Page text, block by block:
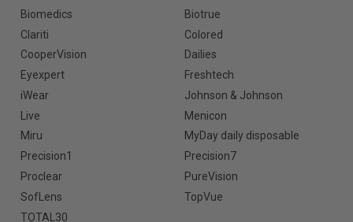
Biomedics
Biotrue
Clariti
Colored
CooperVision
Dailies
Eyexpert
Freshtech
iWear
Johnson & Johnson
Live
Menicon
Miru
MyDay daily disposable
Precision1
Precision7
Proclear
PureVision
SofLens
TopVue
TOTAL30